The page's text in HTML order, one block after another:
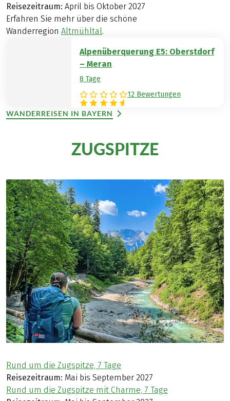
Reisezeitraum: April bis Oktober 2027
Erfahren Sie mehr über die schöne
Wanderregion Altmühltal.
Alpenüberquerung E5: Oberstdorf
– Meran
8 Tage
12 Bewertungen
WANDERREISEN IN BAYERN
ZUGSPITZE
Rund um die Zugspitze, 7 Tage
Reisezeitraum: Mai bis September 2027
Rund um die Zugspitze mit Charme, 7 Tage